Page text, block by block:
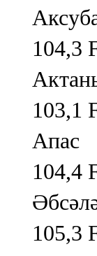
104,3
103,1
Апас
104,4
105,3